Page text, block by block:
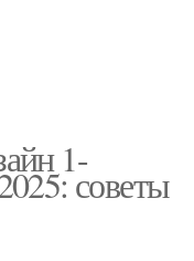
1-
советы